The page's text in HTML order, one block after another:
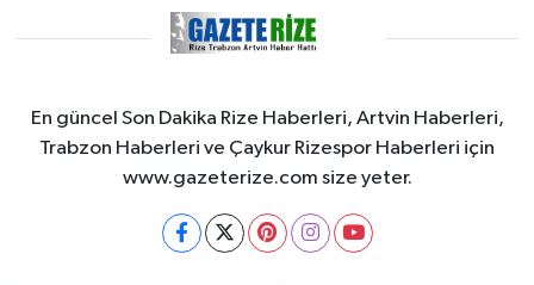
En güncel Son Dakika Rize Haberleri, Artvin Haberleri,
Trabzon Haberleri ve Çaykur Rizespor Haberleri için
www.gazeterize.com size yeter.